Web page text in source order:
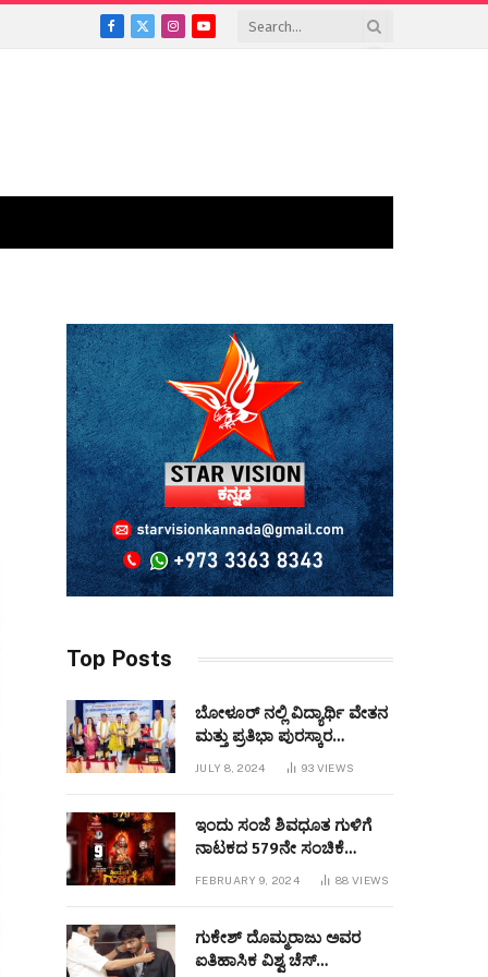
Facebook
X
InstagramYouTube
Top Posts
ಬೋಳೂರ್ ನಲ್ಲಿ ವಿದ್ಯಾರ್ಥಿ ವೇತನ
ಮತ್ತು ಪ್ರತಿಭಾ ಪುರಸ್ಕಾರ
ಕಾರ್ಯಕ್ರಮವನ್ನುಆಯೋಜಿಸಲಾಯಿತು
JULY 8, 2024 93 VIEWS
ಇಂದು ಸಂಜೆ ಶಿವಧೂತ ಗುಳಿಗೆ
ನಾಟಕದ 579ನೇ ಸಂಚಿಕೆ
FEBRUARY 9, 2024 88VIEWS
ಗುಕೇಶ್ ದೊಮ್ಮರಾಜು ಅವರ
ಐತಿಹಾಸಿಕ ವಿಶ್ವ ಚೆಸ್